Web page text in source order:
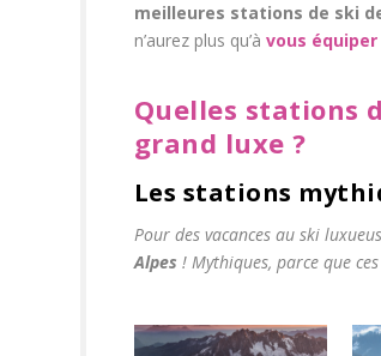
meilleures stations de ski
n’aurez plus qu’à vous équiper
Quelles stations
grand luxe ?
Les stations
Pour des vacances au ski
Alpes ! Mythiques, parce que